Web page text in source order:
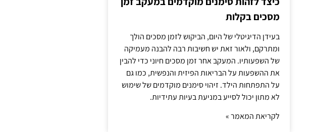
מסכים בקלות
בעידן הדיגיטלי של היום, הביקוש לזמן מסכים הולך
ומתרקם, ולאור זאת יש חשיבות רבה להבנה מעמיקה
של השפעותיו. המעקב אחר זמן מסכים חיוני כדי להבין
את ההשפעות על הבריאות הפיזית והנפשית, כמו גם
על התפתחות הילד. זיהוי סימנים מוקדמים של שימוש
לא מתון יכול לסייע במניעת בעיות עתידיות.
לקריאת המאמר »